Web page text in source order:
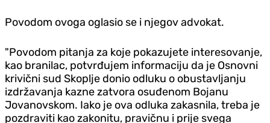
Povodom ovoga oglasio se i njegov advokat.
"Povodom pitanja za koje pokazujete interesovanje,
kao branilac, potvrđujem informaciju da je Osnovni
krivični sud Skoplje donio odluku o obustavljanju
izdržavanja kazne zatvora osuđenom Bojanu
Jovanovskom. Iako je ova odluka zakasnila, treba je
pozdraviti kao zakonitu, pravičnu i prije svega